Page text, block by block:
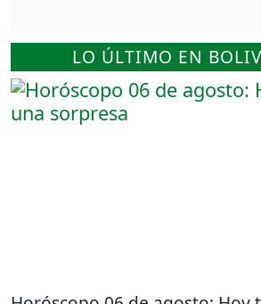
LO ÚLTIMO EN